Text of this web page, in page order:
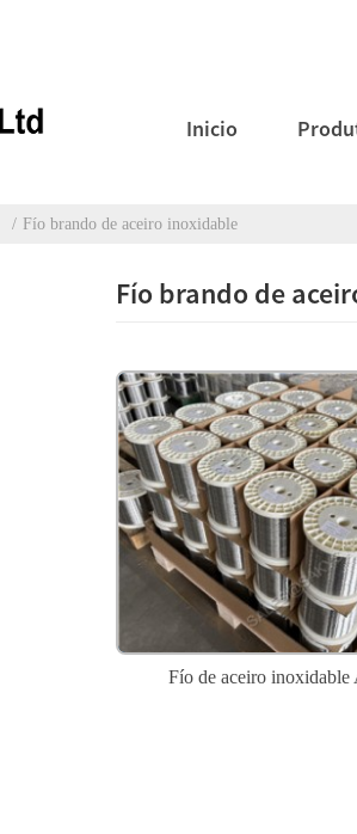
Inicio
Fío brando de aceiro inoxidable
Fío brando de
Fío de aceiro inoxidable